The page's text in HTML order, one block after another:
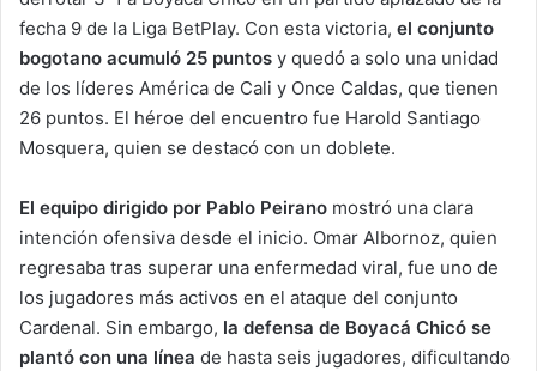
fecha 9 de la Liga BetPlay. Con esta victoria, el conjunto
bogotano acumuló 25 puntos y quedó a solo una unidad
de los líderes América de Cali y Once Caldas, que tienen
26 puntos. El héroe del encuentro fue Harold Santiago
Mosquera, quien se destacó con un doblete.
El equipo dirigido por Pablo Peirano mostró una clara
intención ofensiva desde el inicio. Omar Albornoz, quien
regresaba tras superar una enfermedad viral, fue uno de
los jugadores más activos en el ataque del conjunto
Cardenal. Sin embargo, la defensa de Boyacá Chicó se
plantó con una línea de hasta seis jugadores, dificultando